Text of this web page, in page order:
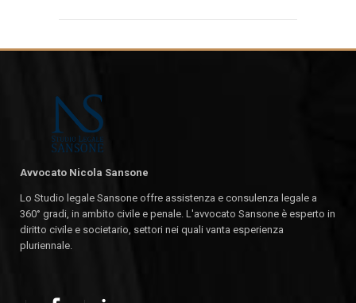
Avvocato Nicola Sansone
Lo Studio legale Sansone offre assistenza e consulenza legale a
360° gradi, in ambito civile e penale. L'avvocato Sansone è esperto in
diritto civile e societario, settori nei quali vanta esperienza
pluriennale.